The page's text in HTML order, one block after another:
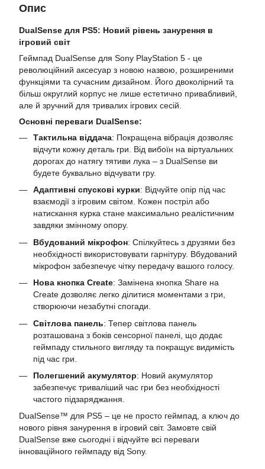
Опис
DualSense для PS5: Новий рівень занурення в
ігровий світ
Геймпад DualSense для Sony PlayStation 5 - це
революційний аксесуар з новою назвою, розширеними
функціями та сучасним дизайном. Його двоколірний та
більш округлий корпус не лише естетично привабливий,
але й зручний для тривалих ігрових сесій.
Основні переваги DualSense:
Тактильна віддача: Покращена вібрація дозволяє
відчути кожну деталь гри. Від вибоїн на віртуальних
дорогах до натягу тятиви лука – з DualSense ви
будете буквально відчувати гру.
Адаптивні спускові курки: Відчуйте опір під час
взаємодії з ігровим світом. Кожен постріл або
натискання курка стане максимально реалістичним
завдяки змінному опору.
Вбудований мікрофон: Спілкуйтесь з друзями без
необхідності використовувати гарнітуру. Вбудований
мікрофон забезпечує чітку передачу вашого голосу.
Нова кнопка Create: Замінена кнопка Share на
Create дозволяє легко ділитися моментами з гри,
створюючи незабутні спогади.
Світлова панель: Тепер світлова панель
розташована з боків сенсорної панелі, що додає
геймпаду стильного вигляду та покращує видимість
під час гри.
Полегшений акумулятор: Новий акумулятор
забезпечує триваліший час гри без необхідності
частого підзаряджання.
DualSense™ для PS5 – це не просто геймпад, а ключ до
нового рівня занурення в ігровий світ. Замовте свій
DualSense вже сьогодні і відчуйте всі переваги
інноваційного геймпаду від Sony.